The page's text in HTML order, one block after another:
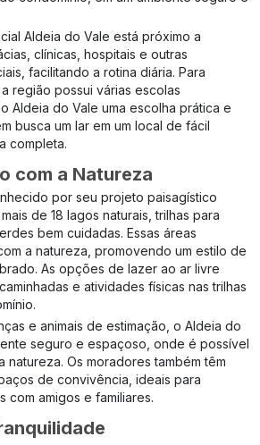
Aldeia do Vale está próximo a
clínicas, hospitais e outras
facilitando a rotina diária. Para
região possui várias escolas
Aldeia do Vale uma escolha prática e
busca um lar em um local de fácil
completa.
com a Natureza
por seu projeto paisagístico
de 18 lagos naturais, trilhas para
bem cuidadas. Essas áreas
a natureza, promovendo um estilo de
As opções de lazer ao ar livre
e atividades físicas nas trilhas
e animais de estimação, o Aldeia do
seguro e espaçoso, onde é possível
natureza. Os moradores também têm
de convivência, ideais para
com amigos e familiares.